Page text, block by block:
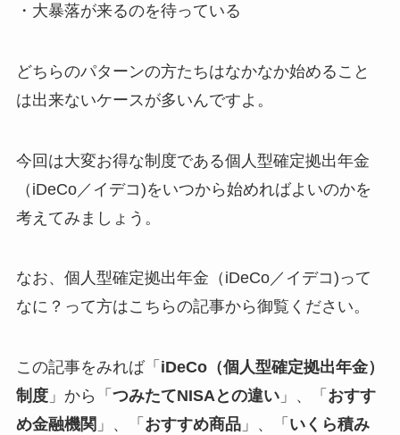
・大暴落が来るのを待っている
どちらのパターンの方たちはなかなか始めること
は出来ないケースが多いんですよ。
今回は大変お得な制度である個人型確定拠出年金
（iDeCo／イデコ)をいつから始めればよいのかを
考えてみましょう。
なお、個人型確定拠出年金（iDeCo／イデコ)って
なに？って方はこちらの記事から御覧ください。
この記事をみれば「 iDeCo（個人型確定拠出年金）
制度」から「 つみたてNISAとの違い」、「 おすす
め金融機関 」、「 おすすめ商品」、「 いくら積み